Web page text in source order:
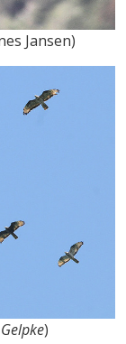
Jansen)
)